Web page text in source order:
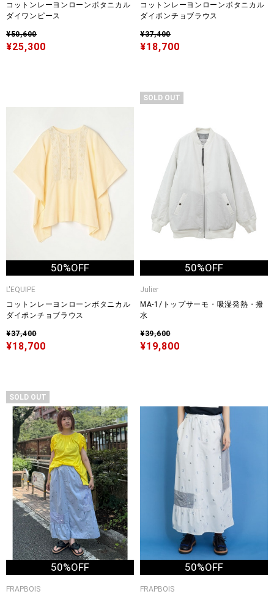
コットンレーヨンローンボタニカル
ダイワンピース
¥50,600
¥25,300
コットンレーヨンローンボタニカル
ダイポンチョブラウス
¥37,400
¥18,700
50%OFF
L'EQUIPE
コットンレーヨンローンボタニカル
ダイポンチョブラウス
¥37,400
¥18,700
SOLD OUT
50%OFF
Julier
MA-1/トップサーモ・吸湿発熱・撥
水
¥39,600
¥19,800
SOLD OUT
50%OFF
FRAPBOIS
50%OFF
FRAPBOIS